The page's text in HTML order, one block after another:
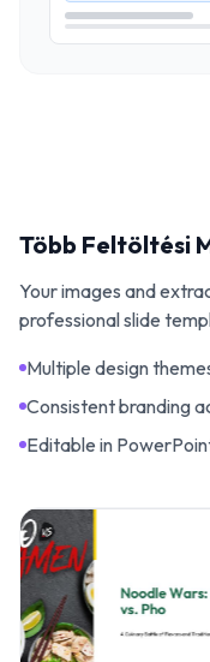
Több Feltöltési
Your images and
professional slide
Multiple design
Consistent branding
Editable in